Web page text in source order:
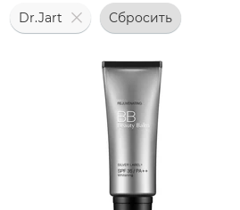
Dr.Jart Сбросить